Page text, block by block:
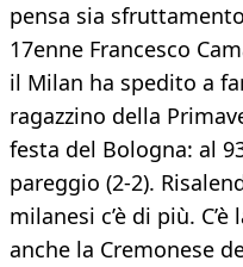
pensa sia
17enne Francesco
il Milan ha spedito a
ragazzino della
festa del Bologna: al
pareggio (2-2).
milanesi c’è di più.
anche la Cremonese